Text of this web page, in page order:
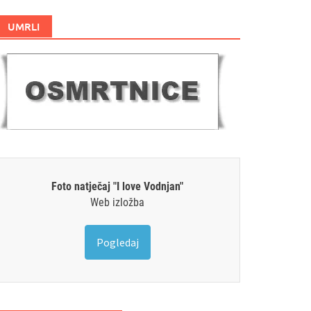
UMRLI
Foto natječaj "I love Vodnjan"
Web izložba
Pogledaj